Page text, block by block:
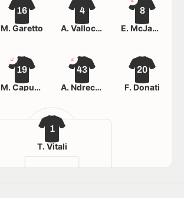
1
T. Vitali
19
M. Capuano
43
A. Ndrecka
20
F. Donati
16
M. Garetto
4
A. Vallocchia
8
E. McJannet